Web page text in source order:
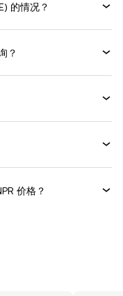
的情况？
？
价格？